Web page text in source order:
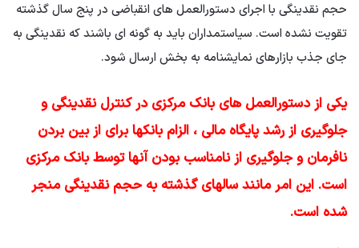
حجم نقدینگی با اجرای دستورالعمل های انقباضی در پنج سال گذشته
تقویت نشده است. سیاستمداران باید به گونه ای باشند که نقدینگی به
جای جذب بازارهای نمایشنامه به بخش ارسال شود.
یکی از دستورالعمل های بانک مرکزی در کنترل نقدینگی و
جلوگیری از رشد پایگاه مالی ، الزام بانکها برای از بین بردن
نافرمان و جلوگیری از نامناسب بودن آنها توسط بانک مرکزی
است. این امر مانند سالهای گذشته به حجم نقدینگی منجر
شده است.